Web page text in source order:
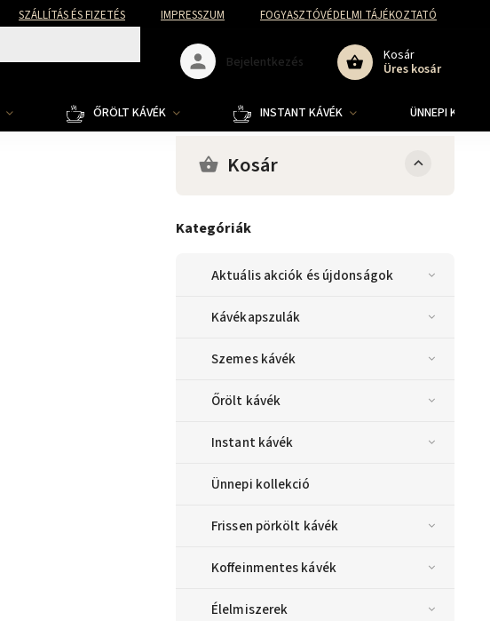
SZÁLLÍTÁS ÉS FIZETÉS IMPRESSZUM FOGYASZTÓVÉDELMI TÁJÉKOZTATÓ
Kosár
Üres kosár
Bejelentkezés
ŐRÖLT KÁVÉK INSTANT KÁVÉK ÜNNEPI
Kosár
Kategóriák
Aktuális akciók és újdonságok
Kávékapszulák
Szemes kávék
Őrölt kávék
Instant kávék
Ünnepi kollekció
Frissen pörkölt kávék
Koffeinmentes kávék
Élelmiszerek